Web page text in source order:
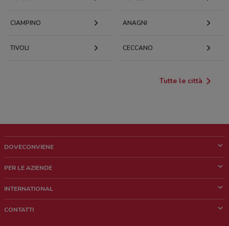
CIAMPINO ANAGNI
TIVOLI CECCANO
Tutte le città
DOVECONVIENE
Chi siamo
Lavora con noi
PER LE AZIENDE
Richieste commerciali e marketing
INTERNATIONAL
CONTATTI